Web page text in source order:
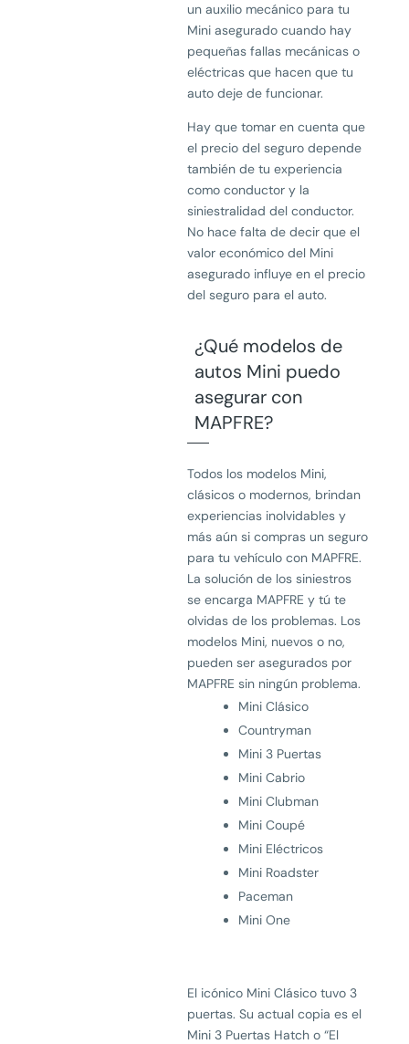
un auxilio mecánico para tu
Mini asegurado cuando hay
pequeñas fallas mecánicas o
eléctricas que hacen que tu
auto deje de funcionar.
Hay que tomar en cuenta que
el precio del seguro depende
también de tu experiencia
como conductor y la
siniestralidad del conductor.
No hace falta de decir que el
valor económico del Mini
asegurado influye en el precio
del seguro para el auto.
¿Qué modelos de
autos Mini puedo
asegurar con
MAPFRE?
Todos los modelos Mini,
clásicos o modernos, brindan
experiencias inolvidables y
más aún si compras un seguro
para tu vehículo con MAPFRE.
La solución de los siniestros
se encarga MAPFRE y tú te
olvidas de los problemas. Los
modelos Mini, nuevos o no,
pueden ser asegurados por
MAPFRE sin ningún problema.
Mini Clásico
Countryman
Mini 3 Puertas
Mini Cabrio
Mini Clubman
Mini Coupé
Mini Eléctricos
Mini Roadster
Paceman
Mini One
El icónico Mini Clásico tuvo 3
puertas. Su actual copia es el
Mini 3 Puertas Hatch o “El